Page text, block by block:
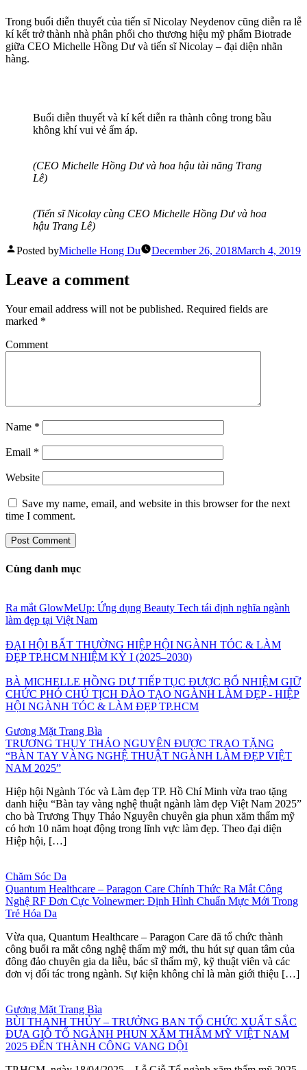
Trong buổi diễn thuyết của tiến sĩ Nicolay Neydenov cũng diễn ra lễ
kí kết trở thành nhà phân phối cho thương hiệu mỹ phẩm Biotrade
giữa CEO Michelle Hồng Dư và tiến sĩ Nicolay – đại diện nhãn
hàng.
Buổi diễn thuyết và kí kết diễn ra thành công trong bầu
không khí vui vẻ ấm áp.
(CEO Michelle Hồng Dư và hoa hậu tài năng Trang
Lê)
(Tiến sĩ Nicolay cùng CEO Michelle Hồng Dư và hoa
hậu Trang Lê)
Posted byMichelle Hong Du December 26, 2018March 4, 2019
Leave a comment
Your email address will not be published. Required fields are
marked *
Comment
Name *
Email *
Website
Save my name, email, and website in this browser for the next
time I comment.
Cùng danh mục
Ra mắt GlowMeUp: Ứng dụng Beauty Tech tái định nghĩa ngành
làm đẹp tại Việt Nam
ĐẠI HỘI BẤT THƯỜNG HIỆP HỘI NGÀNH TÓC & LÀM
ĐẸP TP.HCM NHIỆM KỲ I (2025–2030)
BÀ MICHELLE HỒNG DƯ TIẾP TỤC ĐƯỢC BỔ NHIỆM GIỮ
CHỨC PHÓ CHỦ TỊCH ĐÀO TẠO NGÀNH LÀM ĐẸP - HIỆP
HỘI NGÀNH TÓC & LÀM ĐẸP TP.HCM
Gương Mặt Trang Bìa
TRƯƠNG THỤY THẢO NGUYÊN ĐƯỢC TRAO TẶNG
“BÀN TAY VÀNG NGHỆ THUẬT NGÀNH LÀM ĐẸP VIỆT
NAM 2025”
Hiệp hội Ngành Tóc và Làm đẹp TP. Hồ Chí Minh vừa trao tặng
danh hiệu “Bàn tay vàng nghệ thuật ngành làm đẹp Việt Nam 2025”
cho bà Trương Thụy Thảo Nguyên chuyên gia phun xăm thẩm mỹ
có hơn 10 năm hoạt động trong lĩnh vực làm đẹp. Theo đại diện
Hiệp hội, […]
Chăm Sóc Da
Quantum Healthcare – Paragon Care Chính Thức Ra Mắt Công
Nghệ RF Đơn Cực Volnewmer: Định Hình Chuẩn Mực Mới Trong
Trẻ Hóa Da
Vừa qua, Quantum Healthcare – Paragon Care đã tổ chức thành
công buổi ra mắt công nghệ thẩm mỹ mới, thu hút sự quan tâm của
đông đảo chuyên gia da liễu, bác sĩ thẩm mỹ, kỹ thuật viên và các
đơn vị đối tác trong ngành. Sự kiện không chỉ là màn giới thiệu […]
Gương Mặt Trang Bìa
BÙI THANH THỦY – TRƯỞNG BAN TỔ CHỨC XUẤT SẮC
ĐƯA GIỖ TỔ NGÀNH PHUN XĂM THẨM MỸ VIỆT NAM
2025 ĐẾN THÀNH CÔNG VANG DỘI